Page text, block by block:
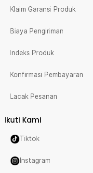
Klaim Garansi Produk
Biaya Pengiriman
Indeks Produk
Konfirmasi Pembayaran
Lacak Pesanan
Ikuti Kami
Tiktok
Instagram